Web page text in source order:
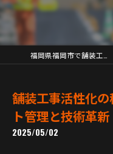
舗装工事活性化
ト管理と技術革新
2025/05/02